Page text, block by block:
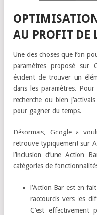
AU PROFIT DE
Une des choses que l’on
paramètres proposé sur
évident de trouver un
dans les paramètres.
recherche ou bien
pour gagner du temps.
Désormais, Google a
retrouve typiquement sur
l’inclusion d’une Action
catégories de
l’Action Bar est en
raccourcis vers les
C’est effectivement